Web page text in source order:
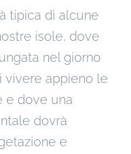
tipica di alcune
isole, dove
nel giorno
vivere appieno le
e dove una
dovrà
e